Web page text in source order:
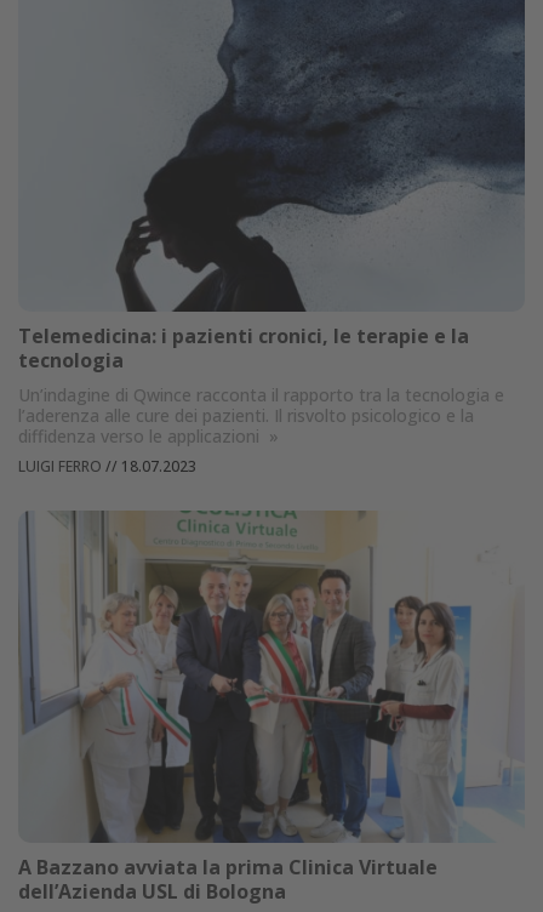
Telemedicina: i pazienti cronici, le terapie e la
tecnologia
Un’indagine di Qwince racconta il rapporto tra la tecnologia e
l’aderenza alle cure dei pazienti. Il risvolto psicologico e la
diffidenza verso le applicazioni »
LUIGI FERRO // 18.07.2023
A Bazzano avviata la prima Clinica Virtuale
dell’Azienda USL di Bologna